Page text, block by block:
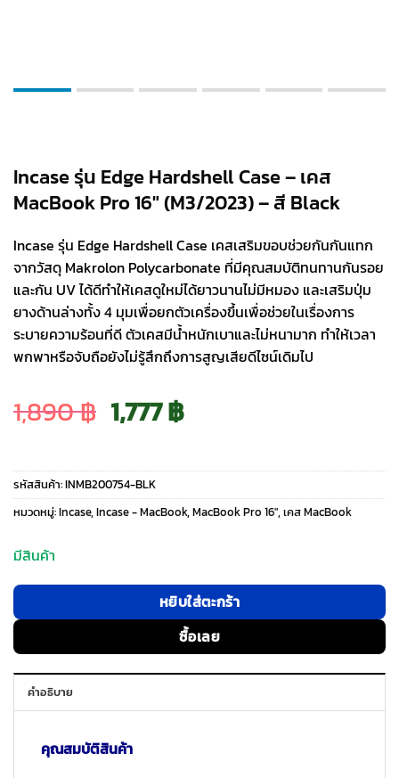
Incase รุ่น Edge Hardshell Case – เคส
MacBook Pro 16″ (M3/2023) – สี Black
Incase รุ่น Edge Hardshell Case เคสเสริมขอบช่วยกันกันแทก
จากวัสดุ Makrolon Polycarbonate ที่มีคุณสมบัติทนทานกันรอย
และกัน UV ได้ดีทำให้เคสดูใหม่ได้ยาวนานไม่มีหมอง และเสริมปุ่ม
ยางด้านล่างทั้ง 4 มุมเพื่อยกตัวเครื่องขึ้นเพื่อช่วยในเรื่องการ
ระบายความร้อนที่ดี ตัวเคสมีน้ำหนักเบาและไม่หนามาก ทำให้เวลา
พกพาหรือจับถือยังไม่รู้สึกถึงการสูญเสียดีไซน์เดิมไป
1,890฿ Original
price
was:
1,777฿Current
price
is:
รหัสสินค้า:INMB200754-BLK
หมวดหมู่:Incase, Incase - MacBook, MacBook Pro 16″, เคส MacBook
มีสินค้า
หยิบใส่ตะกร้า
ซื้อเลย
คำอธิบาย
คุณสมบัติสินค้า